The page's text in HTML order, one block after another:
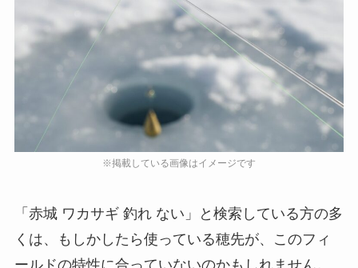
「赤城 ワカサギ 釣れ ない」と検索している方の多
くは、もしかしたら使っている穂先が、このフィ
ールドの特性に合っていないのかもしれません。